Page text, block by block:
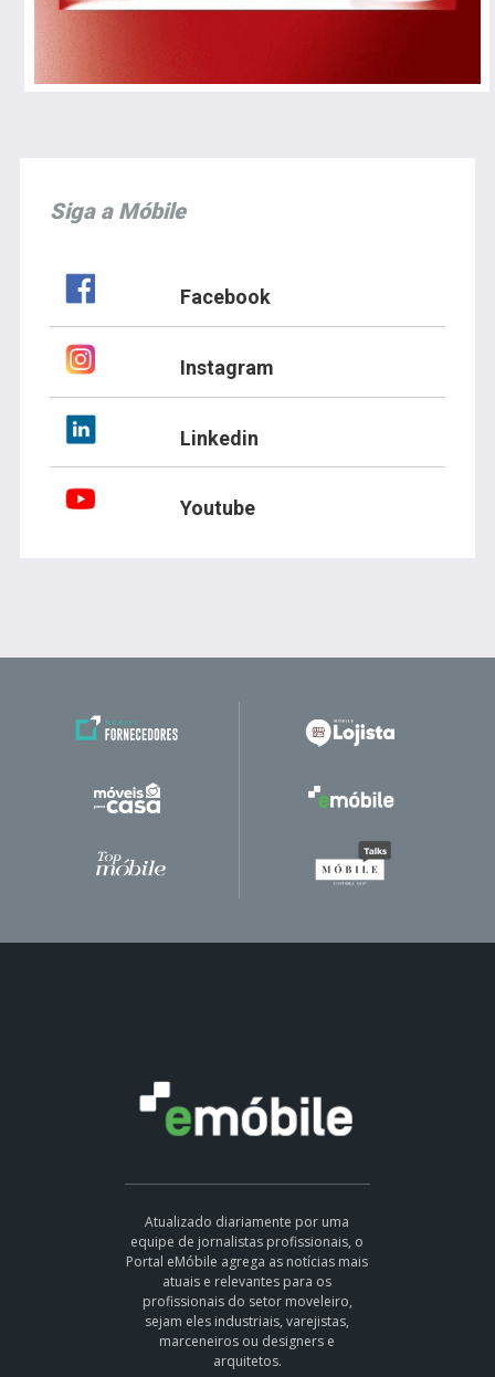
Siga a Móbile
Facebook
Instagram
Linkedin
Youtube
Atualizado diariamente por uma
equipe de jornalistas profissionais, o
Portal eMóbile agrega as notícias mais
atuais e relevantes para os
profissionais do setor moveleiro,
sejam eles industriais, varejistas,
marceneiros ou designers e
arquitetos.